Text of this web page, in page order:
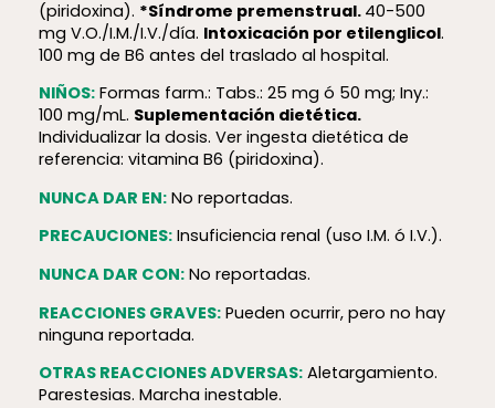
(piridoxina). *Síndrome premenstrual. 40-500
mg V.O./I.M./I.V./día. Intoxicación por etilenglicol.
100 mg de B6 antes del traslado al hospital.
NIÑOS:Formas farm.: Tabs.: 25 mg ó 50 mg; Iny.:
100 mg/mL. Suplementación dietética.
Individualizar la dosis. Ver ingesta dietética de
referencia: vitamina B6 (piridoxina).
NUNCA DAR EN:No reportadas.
PRECAUCIONES:Insuficiencia renal (uso I.M. ó I.V.).
NUNCA DAR CON:No reportadas.
REACCIONES GRAVES:Pueden ocurrir, pero no hay
ninguna reportada.
OTRAS REACCIONES ADVERSAS:Aletargamiento.
Parestesias. Marcha inestable.